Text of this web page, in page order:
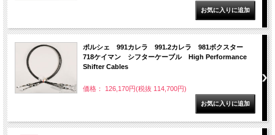
ポルシェ 991カレラ 991.2カレラ 981ボクスター
718ケイマン シフターケーブル High Performance
Shifter Cables
価格： 126,170円(税抜 114,700円)